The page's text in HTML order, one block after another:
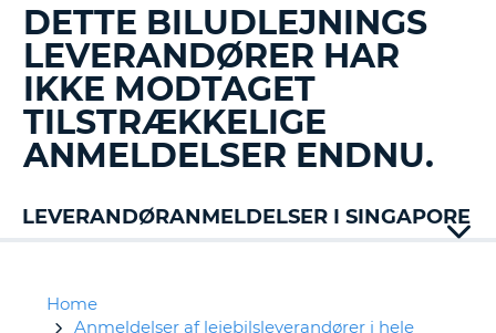
DETTE BILUDLEJNINGS
LEVERANDØRER HAR
IKKE MODTAGET
TILSTRÆKKELIGE
ANMELDELSER ENDNU.
LEVERANDØRANMELDELSER I SINGAPORE
Home
Anmeldelser af lejebilsleverandører i hele